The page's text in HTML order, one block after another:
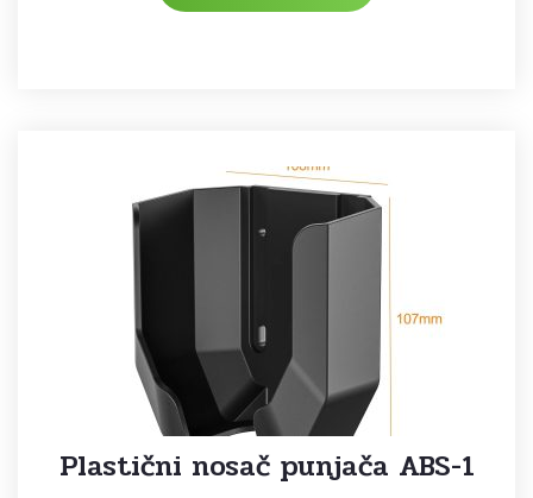
Plastični nosač punjača ABS-1